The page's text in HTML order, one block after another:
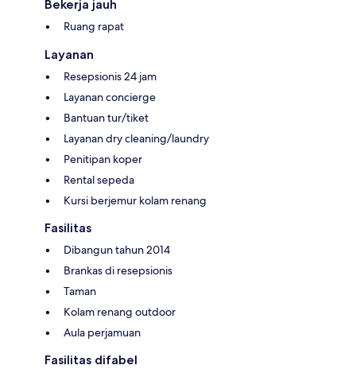
Bekerja jauh
Ruang rapat
Layanan
Resepsionis 24 jam
Layanan concierge
Bantuan tur/tiket
Layanan dry cleaning/laundry
Penitipan koper
Rental sepeda
Kursi berjemur kolam renang
Fasilitas
Dibangun tahun 2014
Brankas di resepsionis
Taman
Kolam renang outdoor
Aula perjamuan
Fasilitas difabel